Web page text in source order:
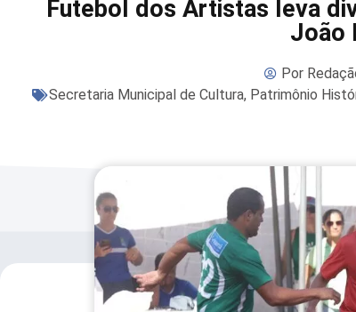
Futebol dos Artistas leva
João
Por
Secretaria Municipal de Cultura, Patrimônio